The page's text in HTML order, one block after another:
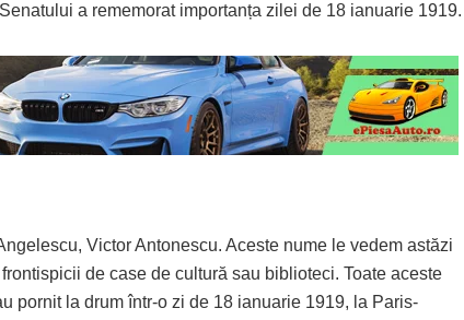
a rememorat importanța zilei de 18 ianuarie 1919.
Victor Antonescu. Aceste nume le vedem astăzi
de case de cultură sau biblioteci. Toate aceste
pornit la drum într-o zi de 18 ianuarie 1919, la Paris-